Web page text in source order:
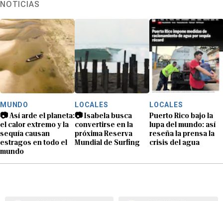
NOTICIAS
MUNDO
📷 Así arde el planeta:
el calor extremo y la
sequía causan
estragos en todo el
mundo
LOCALES
📷 Isabela busca
convertirse en la
próxima Reserva
Mundial de Surfing
LOCALES
Puerto Rico bajo la
lupa del mundo: así
reseña la prensa la
crisis del agua